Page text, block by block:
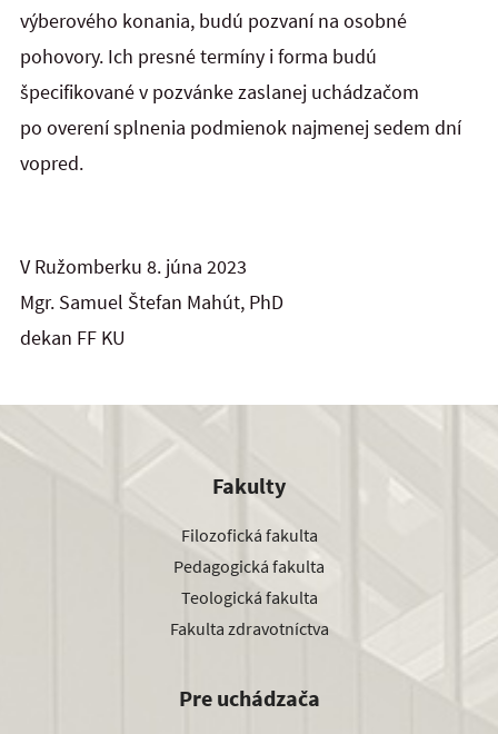
výberového konania, budú pozvaní na osobné
pohovory. Ich presné termíny i forma budú
špecifikované v pozvánke zaslanej uchádzačom
po overení splnenia podmienok najmenej sedem dní
vopred.
V Ružomberku 8. júna 2023
Mgr. Samuel Štefan Mahút, PhD
dekan FF KU
Fakulty
Filozofická fakulta
Pedagogická fakulta
Teologická fakulta
Fakulta zdravotníctva
Pre uchádzača